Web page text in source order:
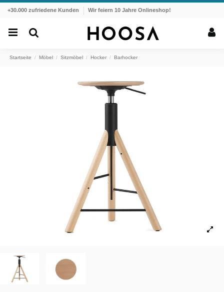
+30.000 zufriedene Kunden Wir feiern 10 Jahre Onlineshop!
Startseite Möbel Sitzmöbel Hocker Barhocker